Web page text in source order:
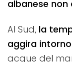
albanese
Al Sud, la
aggira intorno
acque del